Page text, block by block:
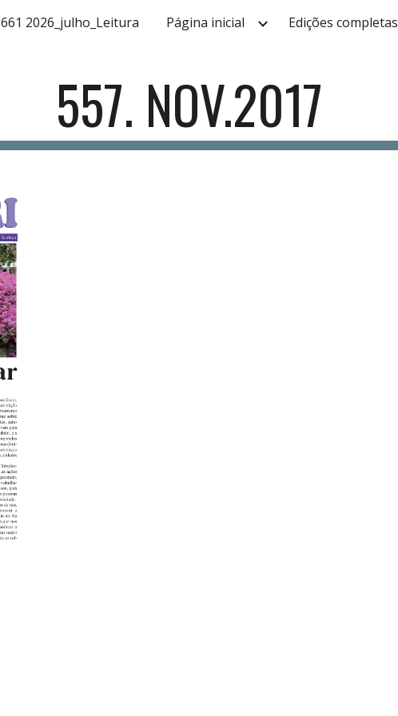
Skip to main content Skip to navigation
661 2026_julho_Leitura Página inicial Edições completas
557. NOV.2017